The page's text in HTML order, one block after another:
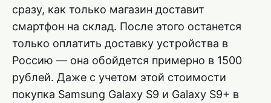
сразу, как только магазин доставит
смартфон на склад. После этого останется
только оплатить доставку устройства в
Россию — она обойдется примерно в 1500
рублей. Даже с учетом этой стоимости
покупка Samsung Galaxy S9 и Galaxy S9+ в